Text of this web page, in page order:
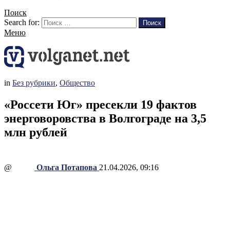
Поиск
Search for:
Поиск
Меню
in Без рубрики, Общество
«Россети Юг» пресекли 19 фактов
энерговоровства в Волгограде на 3,5
млн рублей
@ Ольга Потапова 21.04.2026, 09:16